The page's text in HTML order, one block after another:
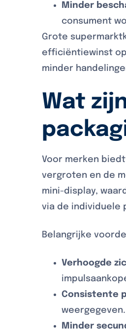
Minder
consument
Grote
efficiëntiewinst
minder
Wat
Voor merken
vergroten en de
mini-display,
via de individuele
Belangrijke
Verhoogde
Consistente
weergegeven.
Minder